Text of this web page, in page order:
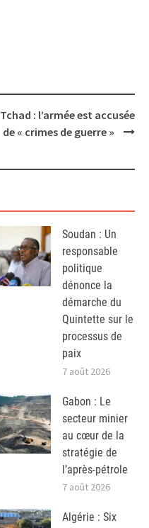
Tchad : l’armée est accusée
de « crimes de guerre »
Soudan : Un
responsable
politique
dénonce la
démarche du
Quintette sur le
processus de
paix
7 août 2026
Gabon : Le
secteur minier
au cœur de la
stratégie de
l’après-pétrole
7 août 2026
Algérie : Six